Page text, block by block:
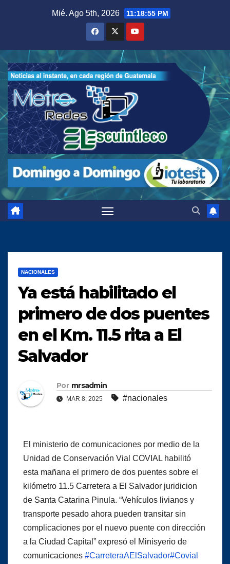
Mié. Ago 5th, 2026 11:18:56 PM
NACIONALES
Ya está habilitado el
primero de dos puentes
en el Km. 11.5 rita a El
Salvador
Por mrsadmin
MAR 8, 2025 #nacionales
El ministerio de comunicaciones por medio de la
Unidad de Conservación Vial COVIAL habilitó
esta mañana el primero de dos puentes sobre el
kilómetro 11.5 Carretera a El Salvador juridicion
de Santa Catarina Pinula. “Vehículos livianos y
transporte pesado ahora pueden transitar sin
complicaciones por el nuevo puente con dirección
a la Ciudad Capital” expresó el Minisyerio de
comunicaciones #CarreteraAElSalvador#Covial